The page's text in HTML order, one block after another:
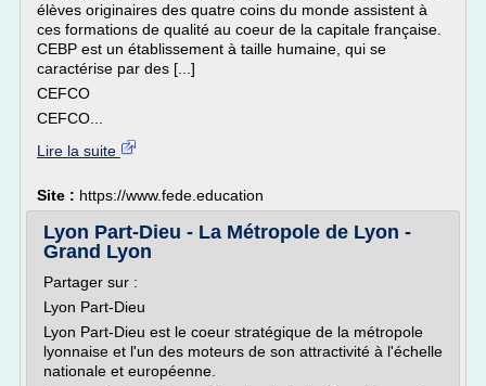
élèves originaires des quatre coins du monde assistent à
ces formations de qualité au coeur de la capitale française.
CEBP est un établissement à taille humaine, qui se
caractérise par des [...]
CEFCO
CEFCO...
Lire la suite
Site : https://www.fede.education
Lyon Part-Dieu - La Métropole de Lyon -
Grand Lyon
Partager sur :
Lyon Part-Dieu
Lyon Part-Dieu est le coeur stratégique de la métropole
lyonnaise et l'un des moteurs de son attractivité à l'échelle
nationale et européenne.